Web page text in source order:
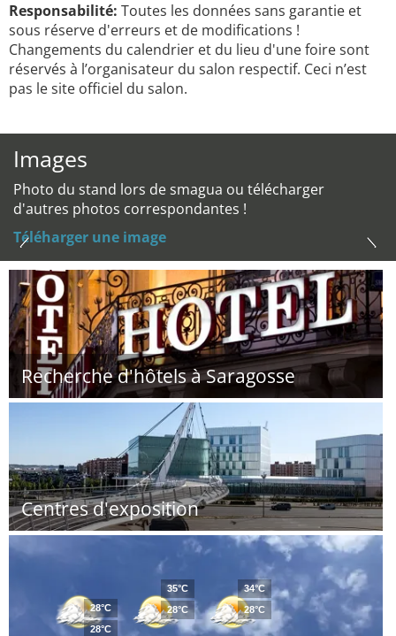
Responsabilité: Toutes les données sans garantie et
sous réserve d'erreurs et de modifications !
Changements du calendrier et du lieu d'une foire sont
réservés à l’organisateur du salon respectif. Ceci n’est
pas le site officiel du salon.
Images
Photo du stand lors de smagua ou télécharger
d'autres photos correspondantes !
Téléharger une image
Recherche d'hôtels à Saragosse
Centres d'exposition
28°C
28°C
35°C
28°C
34°C
28°C